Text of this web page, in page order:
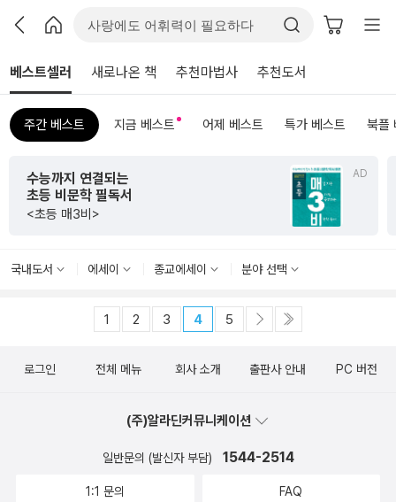
베스트셀러 새로나온 책 추천마법사 추천도서
주간 베스트 지금 베스트 어제 베스트 특가 베스트 북플
AD
수능까지 연결되는
초등 비문학 필독서
<초등 매3비>
국내도서 에세이 종교에세이 분야 선택
1 2 3 4 5
로그인 전체 메뉴 회사 소개 출판사 안내 PC 버전
(주)알라딘커뮤니케이션
일반문의 (발신자 부담) 1544-2514
1:1 문의 FAQ